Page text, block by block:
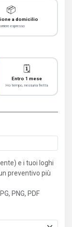
📦
a domicilio
espresso
🗓️
Entro 1 mese
Ho tempo, nessuna fretta
e i tuoi loghi
preventivo più
PNG, PDF